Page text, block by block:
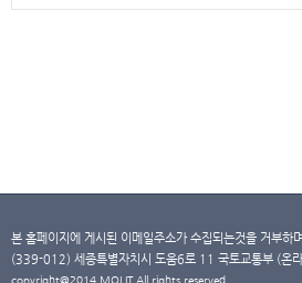
본 홈페이지에 게시된 이메일주소가 수집되는것을 거부
(339-012) 세종특별자치시 도움6로 11 국토교통부 (
copyright@2014 MOLIT All rights reserved.